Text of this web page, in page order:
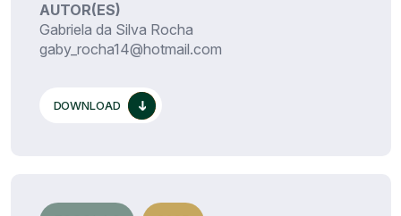
AUTOR(ES)
Gabriela da Silva Rocha
gaby_rocha14@hotmail.com
DOWNLOAD